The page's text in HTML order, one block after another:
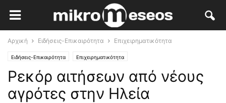
Αρχική Ειδήσεις-Επικαιρότητα Επιχειρηματικότητα
Ειδήσεις-Επικαιρότητα Επιχειρηματικότητα
Ρεκόρ αιτήσεων από νέους
αγρότες στην Ηλεία